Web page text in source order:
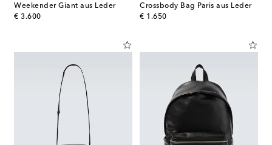
Weekender Giant aus Leder
€ 3.600
original price
Crossbody Bag Paris aus Leder
€ 1.650
original price